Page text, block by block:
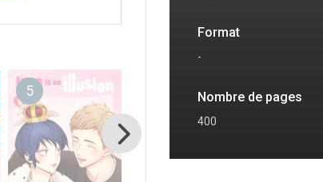
5
Format
-
Nombre de pages
400